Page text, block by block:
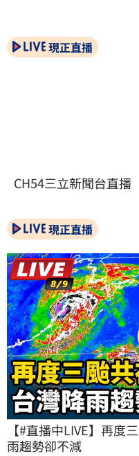
現正直播
CH54三立新聞台直播
現正直播
【#直播中LIVE】再度
雨趨勢卻不減